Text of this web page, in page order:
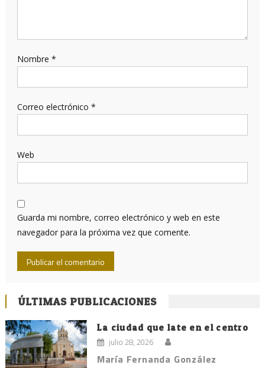
Nombre *
Correo electrónico *
Web
Guarda mi nombre, correo electrónico y web en este
navegador para la próxima vez que comente.
ÚLTIMAS PUBLICACIONES
La ciudad que late en el centro
julio 28, 2026
María Fernanda González